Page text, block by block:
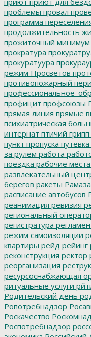
проблемы провал
программа
продолжительность
прожиточный минимум
прократура
прокуратуура
режим Просветов
противопожарный
профицит профсоюзы
прямая линия прямые
психиатрическая
интернат птичий грипп
пункт пропуска путевка
за рулем работа
поездка рабочие места
развлекательный
берегов ракеты
расписание автобусов
реанимация ревизия
региональный
регистратура
режим самоизоляции
квартиры рейд рейинг
реконструкция ректор
реорганизация
ресурсоснабжающая
ритуальные услуги
Родительский день
Ропотребнадзор
Роскачество
Роспотребнадзор